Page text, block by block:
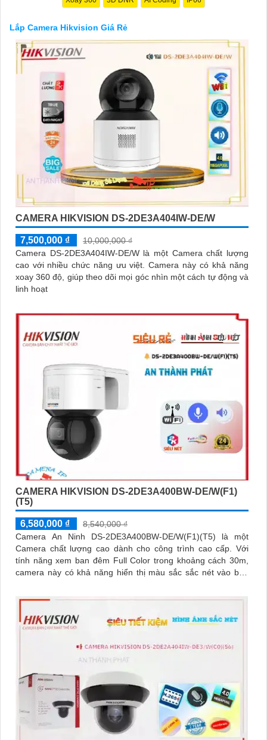
Nếu quý vị quan tâm đến việc lắp đặt camera Hikvision giá rẻ và
trợ và tư vấn cho quý vị.
Lắp Camera Hikvision Giá Rẻ
CAMERA HIKVISION DS-2DE3A404IW-DE/W
7,500,000 ₫
10,000,000 ₫
Camera DS-2DE3A404IW-DE/W là một Camera chất lượng
cao với nhiều chức năng ưu việt. Camera này có khả năng
xoay 360 độ, giúp theo dõi mọi góc nhìn một cách tự động và
linh hoạt
CAMERA HIKVISION DS-2DE3A400BW-DE/W(F1)
(T5)
6,580,000 ₫
8,540,000 ₫
Camera An Ninh DS-2DE3A400BW-DE/W(F1)(T5) là một
Camera chất lượng cao dành cho công trình cao cấp. Với
tính năng xem ban đêm Full Color trong khoảng cách 30m,
camera này có khả năng hiển thị màu sắc sắc nét vào ban